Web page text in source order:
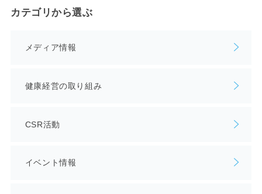
カテゴリから選ぶ
メディア情報
健康経営の取り組み
CSR活動
イベント情報